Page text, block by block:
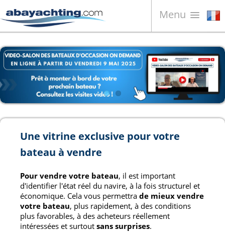
Menu
Bateaux à vendre
À propos de nous
Vendez votre bateau
Contacts
News
Video
Une vitrine exclusive pour votre
bateau à vendre
Pour vendre votre bateau, il est important
d'identifier l'état réel du navire, à la fois structurel et
économique. Cela vous permettra de mieux vendre
votre bateau, plus rapidement, à des conditions
plus favorables, à des acheteurs réellement
intéressées et surtout sans surprises.